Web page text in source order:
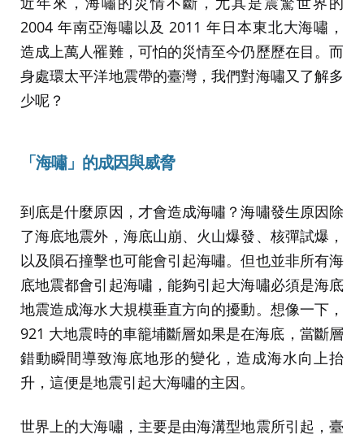
2004 年南亞海嘯以及 2011 年日本東北大海嘯，
造成上萬人罹難，可怕的災情至今仍歷歷在目。而
身處環太平洋地震帶的臺灣，我們對海嘯又了解多
少呢？
「海嘯」的成因與威脅
到底是什麼原因，才會造成海嘯？海嘯發生原因除
了海底地震外，海底山崩、火山爆發、核彈試爆，
以及隕石撞擊也可能會引起海嘯。但也並非所有海
底地震都會引起海嘯，能夠引起大海嘯必須是海底
地震造成海水大規模垂直方向的擾動。想像一下，
921 大地震時的車籠埔斷層如果是在海底，當斷層
錯動瞬間導致海底地形的變化，造成海水向上抬
升，這便是地震引起大海嘯的主因。
世界上的大海嘯，主要是由海溝型地震所引起，臺